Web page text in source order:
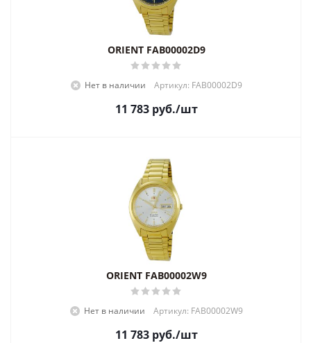
ORIENT FAB00002D9
Нет в наличии Артикул: FAB00002D9
11 783руб./шт
ORIENT FAB00002W9
Нет в наличии Артикул: FAB00002W9
11 783руб./шт